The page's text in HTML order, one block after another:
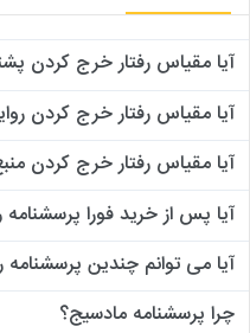
آیا مقیاس رفتار خرج کردن
آیا مقیاس رفتار خرج کردن
آیا مقیاس رفتار خرج کردن
آیا پس از خرید فورا
آیا می توانم چندین پرسشنامه
چرا پرسشنامه مادسیج؟